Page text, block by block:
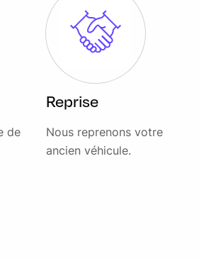
de
Reprise
Nous reprenons votre
ancien véhicule.